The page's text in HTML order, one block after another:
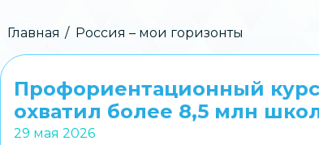
Строка
навигации
Главная Россия – мои горизонты
Профориентационный
охватил более 8,5 млн
29 мая 2026